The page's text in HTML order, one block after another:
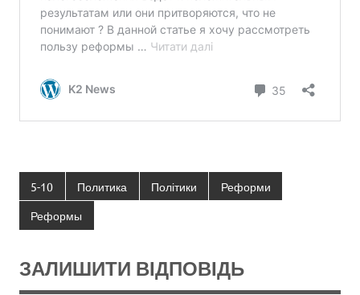
5-10 Политика Політики Реформи
Реформы
ЗАЛИШИТИ ВІДПОВІДЬ